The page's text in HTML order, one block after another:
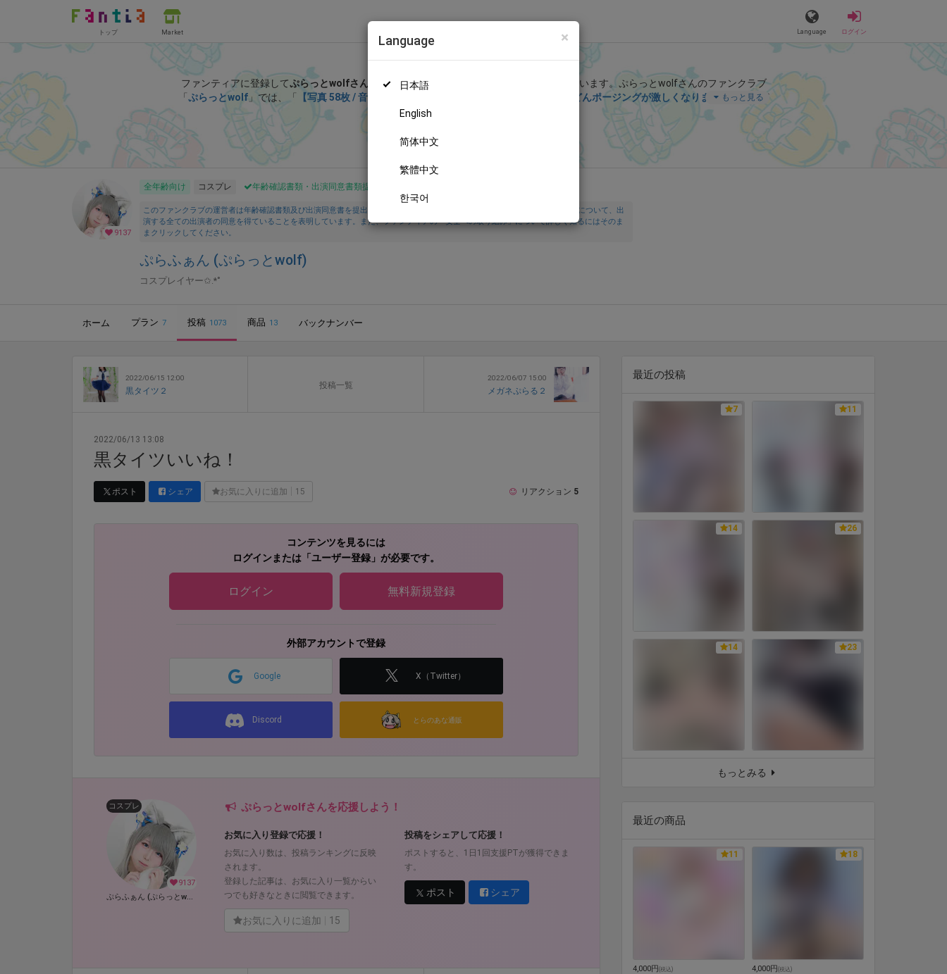
トップ Market Language ログイン
×
Language
日本語
English
简体中文
繁體中文
한국어
ぷらふぁん (ぷらっとwolf)
ファンティアに登録してぷらっとwolfさん を応援しよう！ が応援しています。 ぷらっとwolfさんのファンクラブ
「 ぷらっとwolf」では、「 【写真 58枚 / 音声付き動画1ぷん43秒】一緒に遊んでたらどんどんポージングが激しくなりまた🫣💓 」など
の特別なコンテンツをお楽しみいただけます。
もっと見る
9137
全年齢向け コスプレ 年齢確認書類・出演同意書類提出済
このファンクラブの運営者は年齢確認書類及び出演同意書を提出し、投稿者及び出演者が18歳以上であること、撮影及び投稿について、出
演する全ての出演者の同意を得ていることを表明しています。また、ファンティアの「安全への取り組み」について詳しく知るにはそのま
まクリックしてください。
ぷらふぁん (ぷらっとwolf)
コスプレイヤー✩.*˚
ホーム プラン 7 投稿 1073 商品 13 バックナンバー
2022/06/15 12:00
黒タイツ２
投稿一覧
2022/06/07 15:00
メガネぷらる２
2022/06/13 13:08
黒タイツいいね！
ポスト シェア お気に入りに追加 15 リアクション 5
コンテンツを見るには
ログインまたは「ユーザー登録」が必要です。
ログイン 無料新規登録
外部アカウントで登録
Google X（Twitter）
Discord とらのあな通販
9137
コスプレ
ぷらふぁん (ぷらっとwolf)
ぷらっとwolfさんを応援しよう！
お気に入り登録で応援！
お気に入り数は、投稿ランキングに反映
されます。
登録した記事は、お気に入り一覧からい
つでも好きなときに閲覧できます。
お気に入りに追加 15
投稿をシェアして応援！
ポストすると、1日1回支援PTが獲得できま
す。
ポスト シェア
最近の投稿
7 11
14 26
14 23
もっとみる
最近の商品
11
4,000円(税込)
18
4,000円(税込)